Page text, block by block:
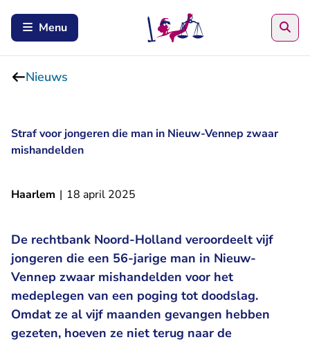
Menu
Nieuws
Straf voor jongeren die man in Nieuw-Vennep zwaar
mishandelden
Haarlem | 18 april 2025
De rechtbank Noord-Holland veroordeelt vijf
jongeren die een 56-jarige man in Nieuw-
Vennep zwaar mishandelden voor het
medeplegen van een poging tot doodslag.
Omdat ze al vijf maanden gevangen hebben
gezeten, hoeven ze niet terug naar de